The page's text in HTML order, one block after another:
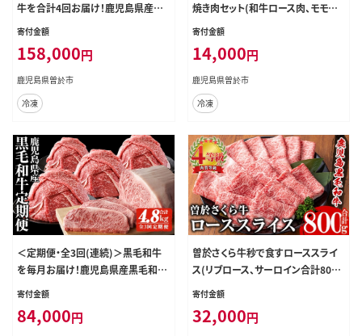
牛を合計4回お届け！鹿児島県産黒
毛和牛肉を4か月！ 黒毛和牛 冷凍
寄付金額
158,000円
鹿児島県曽於市
冷凍
焼き肉セット(和牛ロース肉、モモ肉
各200g計400g)国産黒毛和牛焼肉
寄付金額
14,000円
鹿児島県曽於市
冷凍
＜定期便・全3回(連続)＞黒毛和牛
を毎月お届け！鹿児島県産黒毛和牛
定期便 (合計4.8kg) 牛肉 黒毛和牛
定期便 【ナンチク】 T33
寄付金額
84,000円
曽於さくら牛秒で食すローススライ
ス(リブロース、サーロイン合計800
g)黒毛和牛冷凍スライス【福永産業】
寄付金額
32,000円